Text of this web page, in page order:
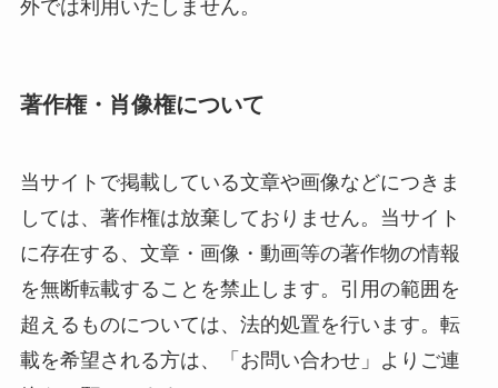
外では利用いたしません。
著作権・肖像権について
当サイトで掲載している文章や画像などにつきま
しては、著作権は放棄しておりません。当サイト
に存在する、文章・画像・動画等の著作物の情報
を無断転載することを禁止します。引用の範囲を
超えるものについては、法的処置を行います。転
載を希望される方は、「お問い合わせ」よりご連